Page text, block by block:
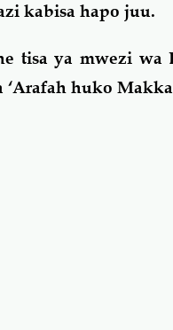
kabisa hapo juu.
tisa ya mwezi
huko